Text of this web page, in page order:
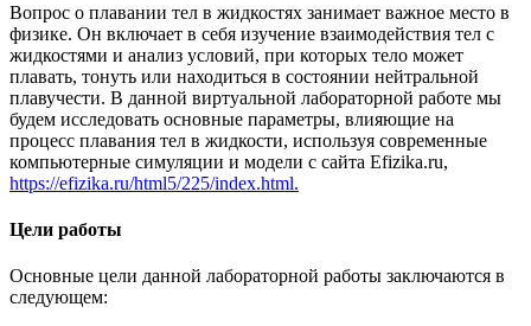
Вопрос о плавании тел в жидкостях занимает важное место в
физике. Он включает в себя изучение взаимодействия тел с
жидкостями и анализ условий, при которых тело может
плавать, тонуть или находиться в состоянии нейтральной
плавучести. В данной виртуальной лабораторной работе мы
будем исследовать основные параметры, влияющие на
процесс плавания тел в жидкости, используя современные
компьютерные симуляции и модели с сайта Efizika.ru,
https://efizika.ru/html5/225/index.html.
Цели работы
Основные цели данной лабораторной работы заключаются в
следующем: